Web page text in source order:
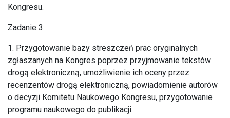
Kongresu.
Zadanie 3:
1. Przygotowanie bazy streszczeń prac oryginalnych
zgłaszanych na Kongres poprzez przyjmowanie tekstów
drogą elektroniczną, umożliwienie ich oceny przez
recenzentów drogą elektroniczną, powiadomienie autorów
o decyzji Komitetu Naukowego Kongresu, przygotowanie
programu naukowego do publikacji.